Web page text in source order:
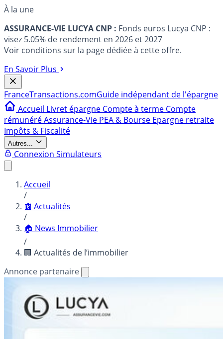
À la une
ASSURANCE-VIE LUCYA CNP : Fonds euros Lucya CNP :
visez 5.05% de rendement en 2026 et 2027
Voir conditions sur la page dédiée à cette offre.
En Savoir Plus
FranceTransactions.comGuide indépendant de l'épargne
Accueil Livret épargne Compte à terme Compte
rémunéréAssurance-Vie PEA & Bourse Epargne retraite
Impôts & Fiscalité
Autres...
Connexion Simulateurs
Accueil
/
📰 Actualités
/
🏠 News Immobilier
/
🏢 Actualités de l’immobilier
Annonce partenaire